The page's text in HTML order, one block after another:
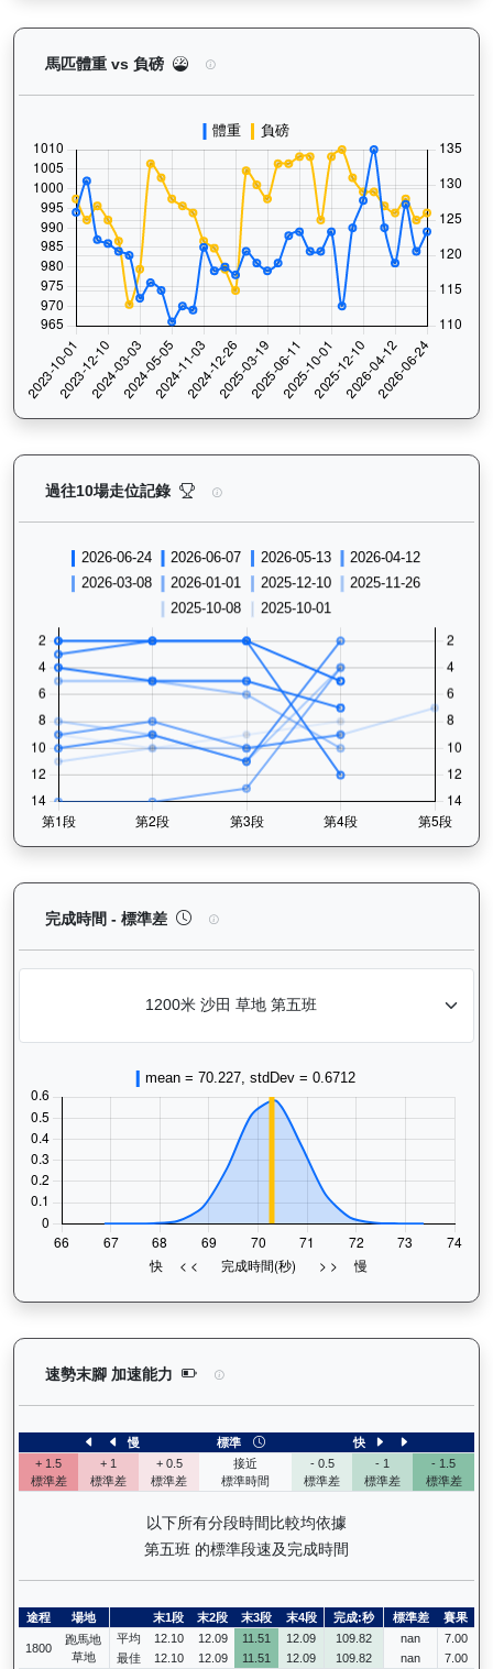
馬匹體重 vs 負磅 威威父子（H419）— 馬匹體重與負磅
過往10場走位記錄 威威父子（H419）— 過往走位記錄
完成時間 - 標準差 威威父子（H419）— 完成時間標準差
速勢末腳 加速能力 威威父子（H419）— 速勢末腳加速能
慢 標準
快
+ 1.5
標準差
+ 1
標準差
+ 0.5
標準差
接近
標準時間
- 0.5
標準差
- 1
標準差
- 1.5
標準差
以下所有分段時間比較均依據
第五班 的標準段速及完成時間
途程 場地 末1段 末2段 末3段 末4段 完成:秒 標準差 賽果
1800
跑馬地
草地
平均 12.10 12.09 11.51 12.09 109.82 nan
7.00
最佳
12.10 12.09 11.51 12.09 109.82 nan 7.00